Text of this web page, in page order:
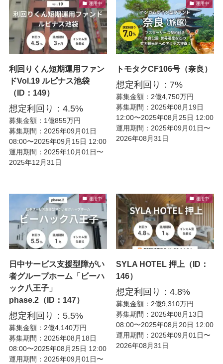
運用中
利回りくん短期運用ファン
ドVol.19 ルピナス池袋
（ID：149）
想定利回り：4.5%
募集金額：1億855万円
募集期間：2025年09月01日
08:00〜2025年09月15日 12:00
運用期間：2025年10月01日〜
2025年12月31日
運用中
トモタクCF106号（奈良）
想定利回り：7%
募集金額：2億4,750万円
募集期間：2025年08月19日
12:00〜2025年08月25日 12:00
運用期間：2025年09月01日〜
2026年08月31日
運用中
日中サービス支援型障がい
者グループホーム「ビーハ
ック八王子」
phase.2（ID：147）
想定利回り：5.5%
募集金額：2億4,140万円
募集期間：2025年08月18日
08:00〜2025年08月25日 12:00
運用期間：2025年09月01日〜
運用中
SYLA HOTEL 押上（ID：
146）
想定利回り：4.8%
募集金額：2億9,310万円
募集期間：2025年08月13日
08:00〜2025年08月20日 12:00
運用期間：2025年09月01日〜
2026年08月31日